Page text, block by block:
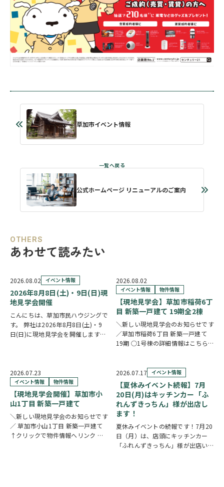
草加市イベント情報
公式ホームページ リニューアルのご案内
OTHERS
あわせて読みたい
2026.08.02 イベント情報
2026年8月8日(土)・9日(日)現
地見学会開催
こんにちは、草加市民ハウジングで
す。 弊社は2026年8月8日(土)・9
日(日)に現地見学会を開催します！
直接物件を見ながらご説明さ…
2026.08.02
イベント情報 物件情報
【現地見学会】草加市稲荷6丁
目 新築一戸建て 19期全2棟
＼新しい現地見学会のお知らせです
／草加市稲荷6丁目 新築一戸建て
19期 ○1号棟の詳細情報はこちら
中心となるLDKは、17帖以上のゆと
り空間。食洗機付きカウンターキッ
チ…
2026.07.23
イベント情報 物件情報
【現地見学会開催】草加市小
山1丁目 新築一戸建て
＼新しい現地見学会のお知らせです
／ 草加市小山1丁目 新築一戸建て
↑クリックで物件情報へリンク お
2026.07.17 イベント情報
【夏休みイベント続報】7月
20日(月)はキッチンカー「ふ
れんずきっちん」様が出店し
ます！
夏休みイベントの続報です！7月20
日（月）は、店頭にキッチンカー
「ふれんずきっちん」様が出店いた